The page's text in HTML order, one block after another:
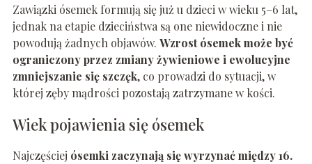
Zawiązki ósemek formują się już u dzieci w wieku 5–6 lat,
jednak na etapie dzieciństwa są one niewidoczne i nie
powodują żadnych objawów. Wzrost ósemek może być
ograniczony przez zmiany żywieniowe i ewolucyjne
zmniejszanie się szczęk, co prowadzi do sytuacji, w
której zęby mądrości pozostają zatrzymane w kości.
Wiek pojawienia się ósemek
Najczęściej ósemki zaczynają się wyrzynać między 16.